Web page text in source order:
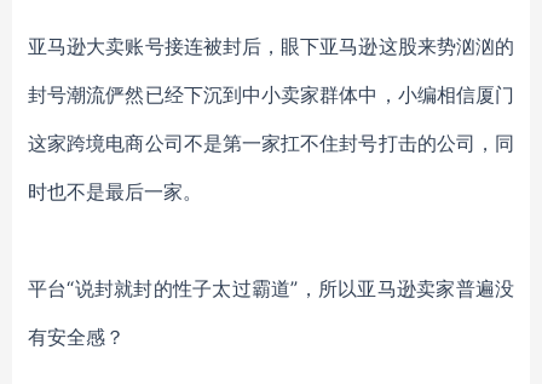
亚马逊大卖账号接连被封后，眼下亚马逊这股来势汹汹的
封号潮流俨然已经下沉到中小卖家群体中，小编相信厦门
这家跨境电商公司不是第一家扛不住封号打击的公司，同
时也不是最后一家。
平台“说封就封的性子太过霸道”，所以亚马逊卖家普遍没
有安全感？